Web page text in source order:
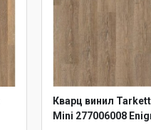
Кварц винил
Mini 277006008